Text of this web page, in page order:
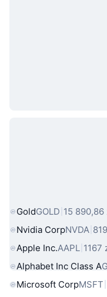
Popularne
GoldGOLD 15 890,86
Nvidia CorpNVDA
Apple Inc.AAPL 1167
Alphabet Inc Class A
Microsoft CorpMSFT